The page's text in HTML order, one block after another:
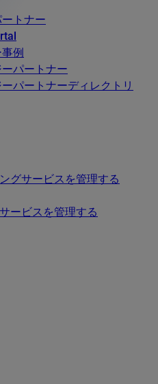
トナー
例
パートナー
パートナーディレクトリ
グサービスを管理する
ービスを管理する